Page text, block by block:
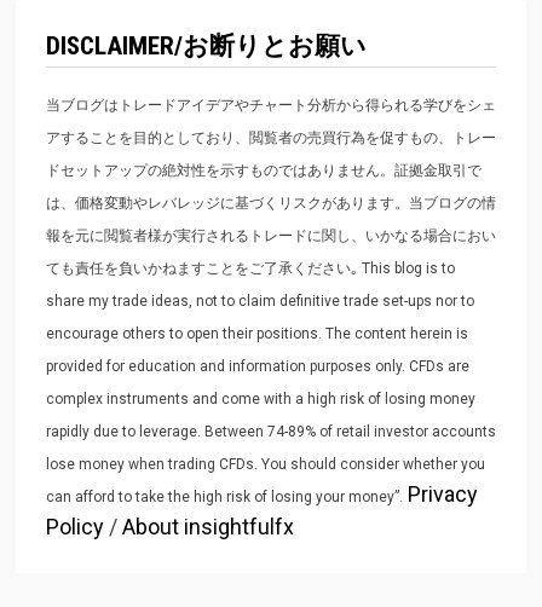
DISCLAIMER/お断りとお願い
当ブログはトレードアイデアやチャート分析から得られる学びをシェ
アすることを目的としており、閲覧者の売買行為を促すもの、トレー
ドセットアップの絶対性を示すものではありません。証拠金取引で
は、価格変動やレバレッジに基づくリスクがあります。当ブログの情
報を元に閲覧者様が実行されるトレードに関し、いかなる場合におい
ても責任を負いかねますことをご了承ください｡ This blog is to
share my trade ideas, not to claim definitive trade set-ups nor to
encourage others to open their positions. The content herein is
provided for education and information purposes only. CFDs are
complex instruments and come with a high risk of losing money
rapidly due to leverage. Between 74-89% of retail investor accounts
lose money when trading CFDs. You should consider whether you
can afford to take the high risk of losing your money”. Privacy
Policy/About insightfulfx